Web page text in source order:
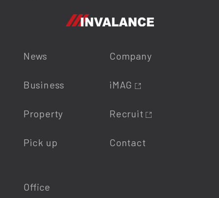
News
Business
Property
Pick up
Company
iMAG
Recruit
Contact
Office